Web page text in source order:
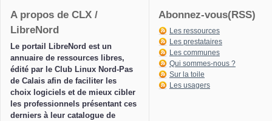
A propos de CLX /
LibreNord
Le portail LibreNord est un
annuaire de ressources libres,
édité par le Club Linux Nord-Pas
de Calais afin de faciliter les
choix logiciels et de mieux cibler
les professionnels présentant ces
derniers à leur catalogue de
Abonnez-vous(RSS)
Les ressources
Les prestataires
Les communes
Qui sommes-nous ?
Sur la toile
Les usagers